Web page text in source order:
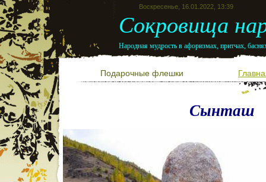
Воскресенье, 16.01.2022, 13:39
Сокровища
Народная мудрость в афоризмах, притчах,
Подарочные флешки
Сынташ